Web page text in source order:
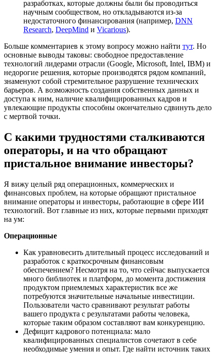
разработках, которые должны были бы проводиться
научным сообществом, но откладываются из-за
недостаточного финансирования (например, DNN
Research, DeepMind и Vicarious).
Больше комментариев к этому вопросу можно найти тут. Но
основные выводы таковы: свободное предоставление
технологий лидерами отрасли (Google, Microsoft, Intel, IBM) и
недорогие решения, которые производятся рядом компаний,
знаменуют собой стремительное разрушение технических
барьеров. А возможность создания собственных данных и
доступа к ним, наличие квалифицированных кадров и
увлекающие продукты способны окончательно сдвинуть дело
с мертвой точки.
С какими трудностями сталкиваются
операторы, и на что обращают
пристальное внимание инвесторы?
Я вижу целый ряд операционных, коммерческих и
финансовых проблем, на которые обращают пристальное
внимание операторы и инвесторы, работающие в сфере ИИ
технологий. Вот главные из них, которые первыми приходят
на ум:
Операционные
Как уравновесить длительный процесс исследований и
разработок с краткосрочным финансовым
обеспечением? Несмотря на то, что сейчас выпускается
много библиотек и платформ, до момента достижения
продуктом приемлемых характеристик все же
потребуются значительные начальные инвестиции.
Пользователи часто сравнивают результат работы
вашего продукта с результатами работы человека,
которые таким образом составляют вам конкуренцию.
Дефицит кадрового потенциала: мало
квалифицированных специалистов сочетают в себе
необходимые умения и опыт. Где найти источник таких